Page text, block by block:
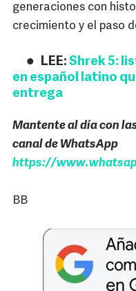
generaciones con
crecimiento y el paso
LEE: Shrek 5:
en español latino
entrega
Mantente al día con
canal de WhatsApp
https://
BB